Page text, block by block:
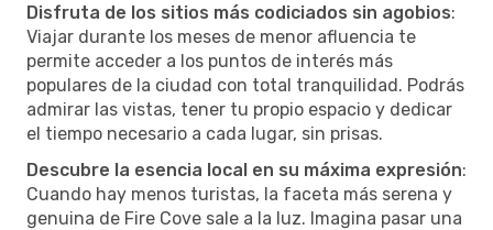
Disfruta de los sitios más codiciados sin agobios:
Viajar durante los meses de menor afluencia te
permite acceder a los puntos de interés más
populares de la ciudad con total tranquilidad. Podrás
admirar las vistas, tener tu propio espacio y dedicar
el tiempo necesario a cada lugar, sin prisas.
Descubre la esencia local en su máxima expresión:
Cuando hay menos turistas, la faceta más serena y
genuina de Fire Cove sale a la luz. Imagina pasar una